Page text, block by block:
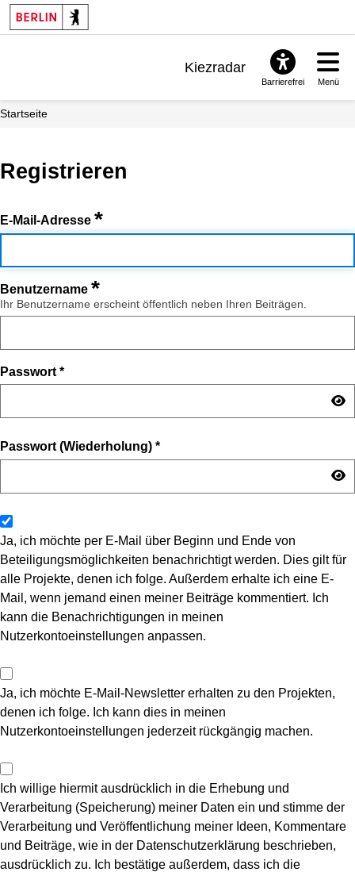
Kiezradar
Barrierefrei Menü
Startseite
Registrieren
E-Mail-Adresse *
Benutzername *
Ihr Benutzername erscheint öffentlich neben Ihren Beiträgen.
Passwort *
Passwort (Wiederholung) *
Ja, ich möchte per E-Mail über Beginn und Ende von
Beteiligungsmöglichkeiten benachrichtigt werden. Dies gilt für
alle Projekte, denen ich folge. Außerdem erhalte ich eine E-
Mail, wenn jemand einen meiner Beiträge kommentiert. Ich
kann die Benachrichtigungen in meinen
Nutzerkontoeinstellungen anpassen.
Ja, ich möchte E-Mail-Newsletter erhalten zu den Projekten,
denen ich folge. Ich kann dies in meinen
Nutzerkontoeinstellungen jederzeit rückgängig machen.
Ich willige hiermit ausdrücklich in die Erhebung und
Verarbeitung (Speicherung) meiner Daten ein und stimme der
Verarbeitung und Veröffentlichung meiner Ideen, Kommentare
und Beiträge, wie in der Datenschutzerklärung beschrieben,
ausdrücklich zu. Ich bestätige außerdem, dass ich die